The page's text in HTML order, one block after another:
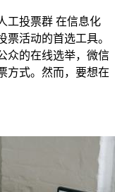
工投票群 在信息化
票活动的首选工具。
众的在线选举，微信
方式。然而，要想在